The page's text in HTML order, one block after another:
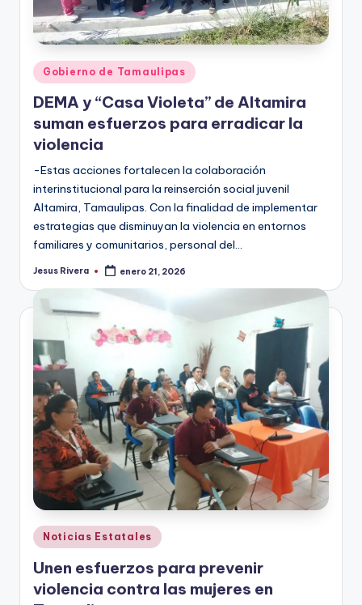
Publicado
en
Gobierno de Tamaulipas
DEMA y “Casa Violeta” de Altamira
suman esfuerzos para erradicar la
violencia
-Estas acciones fortalecen la colaboración
interinstitucional para la reinserción social juvenil
Altamira, Tamaulipas. Con la finalidad de implementar
estrategias que disminuyan la violencia en entornos
familiares y comunitarios, personal del…
Publicado
Jesus Rivera enero 21, 2026
Publicado
en
Noticias Estatales
Unen esfuerzos para prevenir
violencia contra las mujeres en